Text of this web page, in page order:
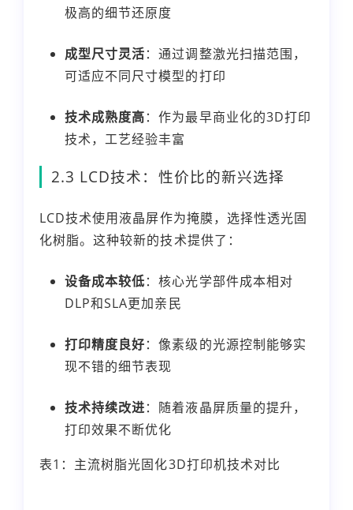
极高的细节还原度
成型尺寸灵活：通过调整激光扫描范围，
可适应不同尺寸模型的打印
技术成熟度高：作为最早商业化的3D打印
技术，工艺经验丰富
2.3 LCD技术：性价比的新兴选择
LCD技术使用液晶屏作为掩膜，选择性透光固
化树脂。这种较新的技术提供了：
设备成本较低：核心光学部件成本相对
DLP和SLA更加亲民
打印精度良好：像素级的光源控制能够实
现不错的细节表现
技术持续改进：随着液晶屏质量的提升，
打印效果不断优化
表1：主流树脂光固化3D打印机技术对比